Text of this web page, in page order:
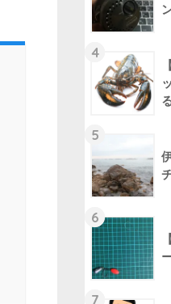
4
5
6
7